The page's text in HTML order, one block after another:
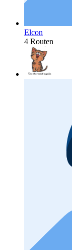
Elcon
4 Routen